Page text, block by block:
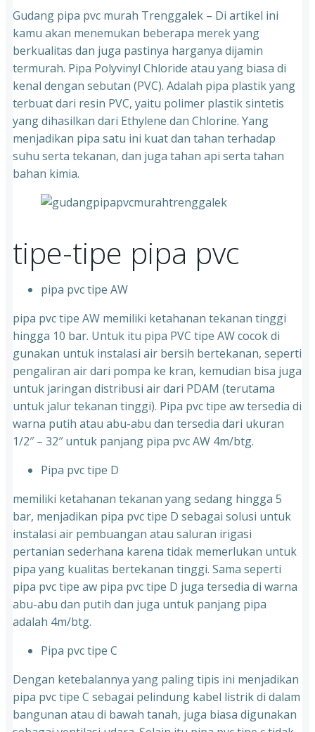
Gudang pipa pvc murah Trenggalek – Di artikel ini
kamu akan menemukan beberapa merek yang
berkualitas dan juga pastinya harganya dijamin
termurah. Pipa Polyvinyl Chloride atau yang biasa di
kenal dengan sebutan (PVC). Adalah pipa plastik yang
terbuat dari resin PVC, yaitu polimer plastik sintetis
yang dihasilkan dari Ethylene dan Chlorine. Yang
menjadikan pipa satu ini kuat dan tahan terhadap
suhu serta tekanan, dan juga tahan api serta tahan
bahan kimia.
tipe-tipe pipa pvc
pipa pvc tipe AW
pipa pvc tipe AW memiliki ketahanan tekanan tinggi
hingga 10 bar. Untuk itu pipa PVC tipe AW cocok di
gunakan untuk instalasi air bersih bertekanan, seperti
pengaliran air dari pompa ke kran, kemudian bisa juga
untuk jaringan distribusi air dari PDAM (terutama
untuk jalur tekanan tinggi). Pipa pvc tipe aw tersedia di
warna putih atau abu-abu dan tersedia dari ukuran
1/2″ – 32″ untuk panjang pipa pvc AW 4m/btg.
Pipa pvc tipe D
memiliki ketahanan tekanan yang sedang hingga 5
bar, menjadikan pipa pvc tipe D sebagai solusi untuk
instalasi air pembuangan atau saluran irigasi
pertanian sederhana karena tidak memerlukan untuk
pipa yang kualitas bertekanan tinggi. Sama seperti
pipa pvc tipe aw pipa pvc tipe D juga tersedia di warna
abu-abu dan putih dan juga untuk panjang pipa
adalah 4m/btg.
Pipa pvc tipe C
Dengan ketebalannya yang paling tipis ini menjadikan
pipa pvc tipe C sebagai pelindung kabel listrik di dalam
bangunan atau di bawah tanah, juga biasa digunakan